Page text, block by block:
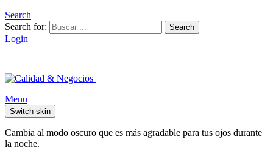
Search
Search for:
Search
Login
Menu
Switch skin
Cambia al modo oscuro que es más agradable para tus ojos durante
la noche.